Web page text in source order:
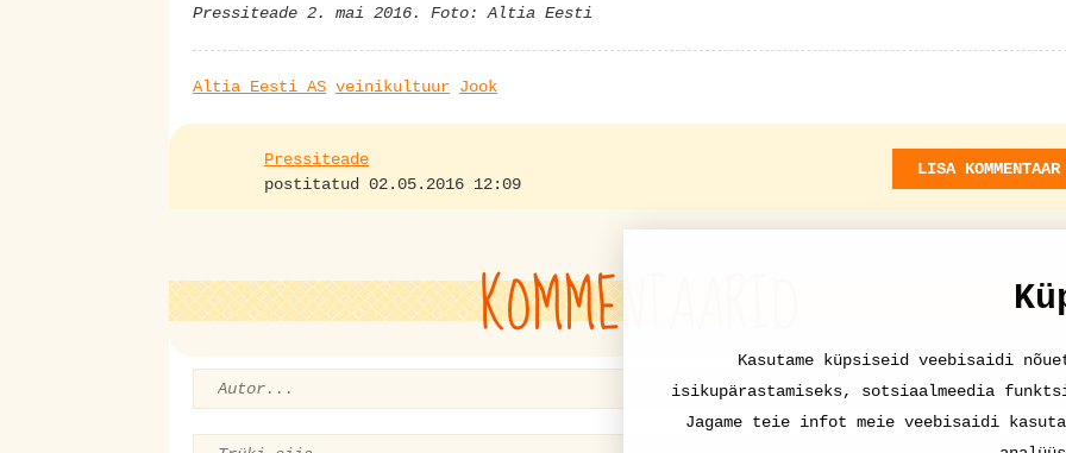
Pressiteade 2. mai 2016. Foto: Altia Eesti
Altia Eesti AS veinikultuur Jook
Pressiteade
postitatud 02.05.2016 12:09
LISA KOMMENTAAR
KOMMENTAARIDKasutame küpsiseid veebisaidi
isikupärastamiseks, sotsiaalmeedia
Jagame teie infot meie veebisaidi